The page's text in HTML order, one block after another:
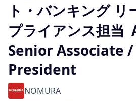
ト・バンキング リ
プライアンス担当
Senior Associate
President
NOMURA